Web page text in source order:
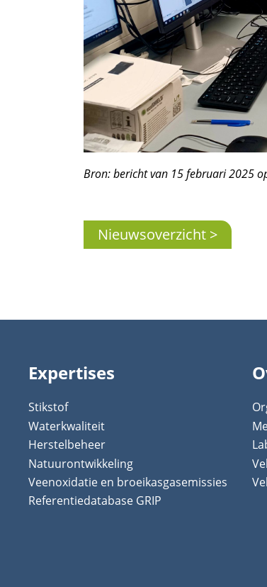
Bron: bericht van 15 februari 2025
Nieuwsoverzicht
Expertises
Stikstof
Waterkwaliteit
Herstelbeheer
Natuurontwikkeling
Veenoxidatie en broeikasgasemissies
Referentiedatabase GRIP